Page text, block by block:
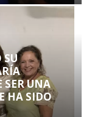
SU
SER UNA
HA SIDO